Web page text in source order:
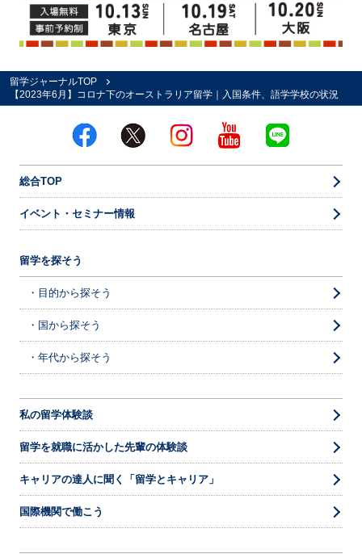
留学ジャーナルTOP
【2023年6月】コロナ下のオーストラリア留学｜入国条件、語学学校の状況
総合TOP
イベント・セミナー情報
留学を探そう
・目的から探そう
・国から探そう
・年代から探そう
私の留学体験談
留学を就職に活かした先輩の体験談
キャリアの達人に聞く「留学とキャリア」
国際機関で働こう